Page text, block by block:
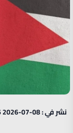
نشر في : 08-07-2026 11:06 AM